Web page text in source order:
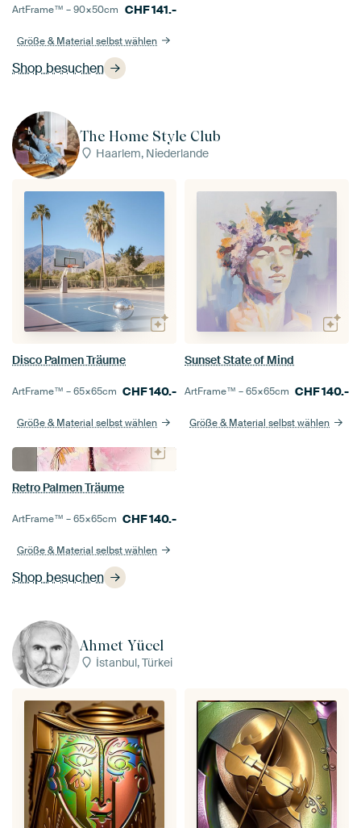
Shop besuchen
ArtFrame™ –90×50cm CHF141.-
Größe & Material selbst wählen
The Home Style Club
Haarlem, Niederlande
Shop besuchen
Disco Palmen Träume
ArtFrame™ –65×65cm CHF140.-
Größe & Material selbst wählen
Sunset State of Mind
ArtFrame™ –65×65cm CHF140.-
Größe & Material selbst wählen
Retro Palmen Träume
ArtFrame™ –65×65cm CHF140.-
Größe & Material selbst wählen
Ahmet Yücel
İstanbul, Türkei